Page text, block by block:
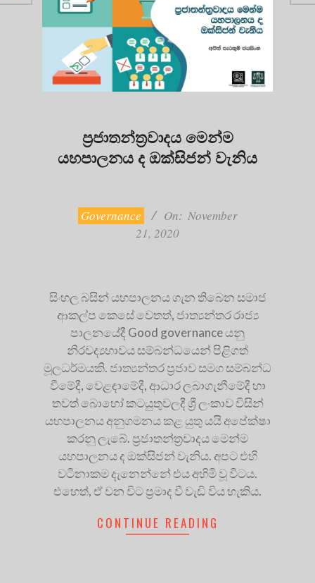
ප්‍රජාතන්ත්‍රවාදය මෙන්ම
යහපාලනය ද ඔක්සිජන් වැනිය
Governance On: November
21, 2020
සිංහල බසින් යහපාලනය ගැන තිබෙන සමාජ
ආකල්ප කෙසේ වෙතත්, ජාත්‍යන්තර රාජ්‍ය
පාලනයේදී Good governance යනු
නිරවද්‍යභාවය සම්බන්ධයෙන් පිළිගත්
මූලධර්මයකි. ජාත්‍යන්තර ප්‍රජාව සමග සම්බන්ධ
වීමේදී, වෙළඳාමේදී, ආධාර ලබාගැනීමේදී හා
තවත් බොහෝ කටයුතුවලදී ශ්‍රී ලංකාව විසින්
යහපාලනය අනුගමනය කළ යුතු යයි අපේක්ෂා
කරනු ලැබේ. ප්‍රජාතන්ත්‍රවාදය මෙන්ම
යහපාලනය ද ඔක්සිජන් වැනිය. අපට එහි
වටිනාකම දැනෙන්නේ එය අහිමි වූ විටය.
එහෙත්, ඒ වන විට ප්‍රමාද වී වැඩි විය හැකිය.
CONTINUE READING